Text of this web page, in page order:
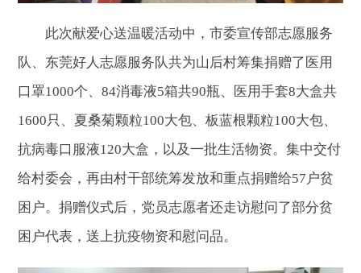
此次献爱心送温暖活动中，市委宣传部志愿服务
队、东莞好人志愿服务队共为山后村筹集捐赠了医用
口罩1000个、84消毒液5箱共90瓶、医用手套8大盒共
1600只、夏桑菊颗粒100大包、板蓝根颗粒100大包、
抗病毒口服液120大盒，以及一批生活物资。集中交付
给村委会，再由村干部统筹发放和重点捐赠给57户贫
困户。捐赠仪式后，党员志愿者还走访慰问了部分贫
困户代表，送上抗疫物资和慰问品。